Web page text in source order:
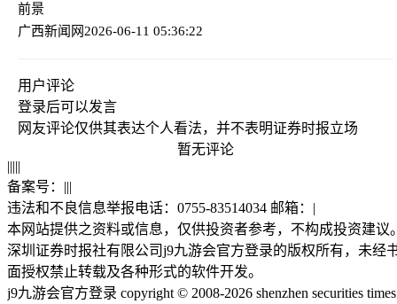
前景
广西新闻网2026-06-11 05:36:22
用户评论
登录后可以发言
网友评论仅供其表达个人看法，并不表明证券时报立场
暂无评论
|||||
备案号： |||
违法和不良信息举报电话：0755-83514034 邮箱： |
本网站提供之资料或信息，仅供投资者参考，不构成投资建议
深圳证券时报社有限公司j9九游会官方登录的版权所有，未经
面授权禁止转载及各种形式的软件开发。
j9九游会官方登录 copyright © 2008-2026 shenzhen securities times